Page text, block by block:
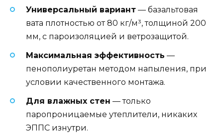
Универсальный вариант — базальтовая
вата плотностью от 80 кг/м³, толщиной 200
мм, с пароизоляцией и ветрозащитой.
Максимальная эффективность —
пенополиуретан методом напыления, при
условии качественного монтажа.
Для влажных стен — только
паропроницаемые утеплители, никаких
ЭППС изнутри.